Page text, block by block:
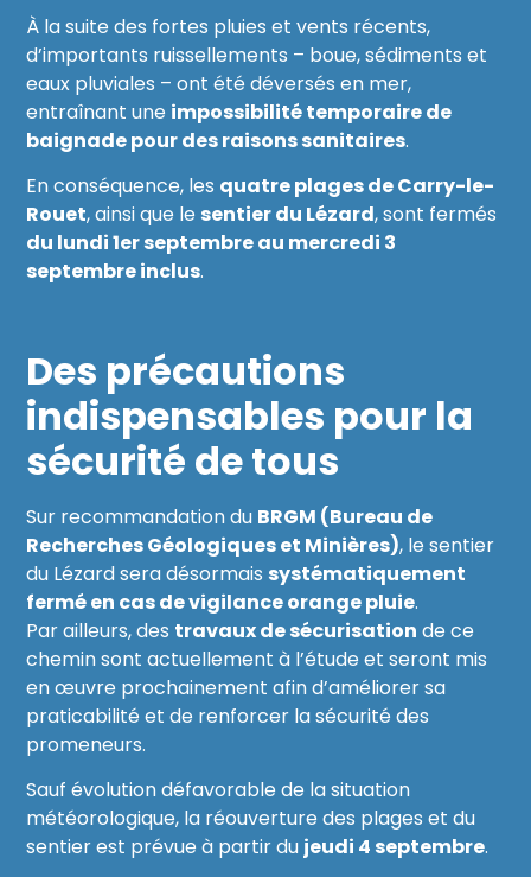
À la suite des fortes pluies et vents récents,
d’importants ruissellements – boue, sédiments et
eaux pluviales – ont été déversés en mer,
entraînant une impossibilité temporaire de
baignade pour des raisons sanitaires.
En conséquence, les quatre plages de Carry-le-
Rouet, ainsi que le sentier du Lézard, sont fermés
du lundi 1er septembre au mercredi 3
septembre inclus.
Des précautions
indispensables pour la
sécurité de tous
Sur recommandation du BRGM (Bureau de
Recherches Géologiques et Minières), le sentier
du Lézard sera désormais systématiquement
fermé en cas de vigilance orange pluie.
Par ailleurs, des travaux de sécurisation de ce
chemin sont actuellement à l’étude et seront mis
en œuvre prochainement afin d’améliorer sa
praticabilité et de renforcer la sécurité des
promeneurs.
Sauf évolution défavorable de la situation
météorologique, la réouverture des plages et du
sentier est prévue à partir du jeudi 4 septembre.